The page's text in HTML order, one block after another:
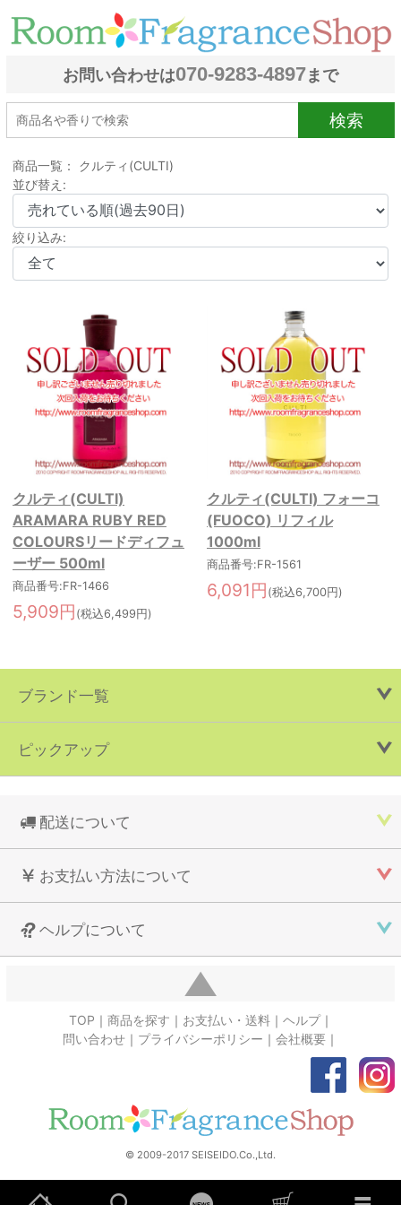
お問い合わせは070-9283-4897まで
検索
商品一覧： クルティ(CULTI)
並び替え:
絞り込み:
クルティ(CULTI)
ARAMARA RUBY RED
COLOURSリードディフュ
ーザー 500ml
商品番号:FR-1466
5,909円 (税込6,499円)
クルティ(CULTI) フォーコ
(FUOCO) リフィル
1000ml
商品番号:FR-1561
6,091円 (税込6,700円)
ブランド一覧
ピックアップ
配送について
お支払い方法について
ヘルプについて
TOP 商品を探す お支払い・送料
ヘルプ
問い合わせ
プライバシーポリシー 会社概要
© 2009-2017 SEISEIDO.Co.,Ltd.